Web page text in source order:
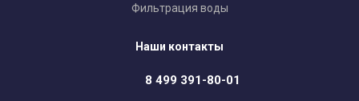
Фильтрация воды
Наши контакты
8 499 391-80-01